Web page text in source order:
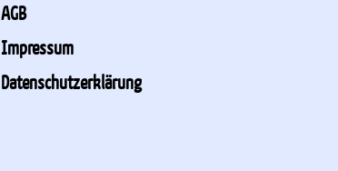
AGB
Impressum
Datenschutzerklärung